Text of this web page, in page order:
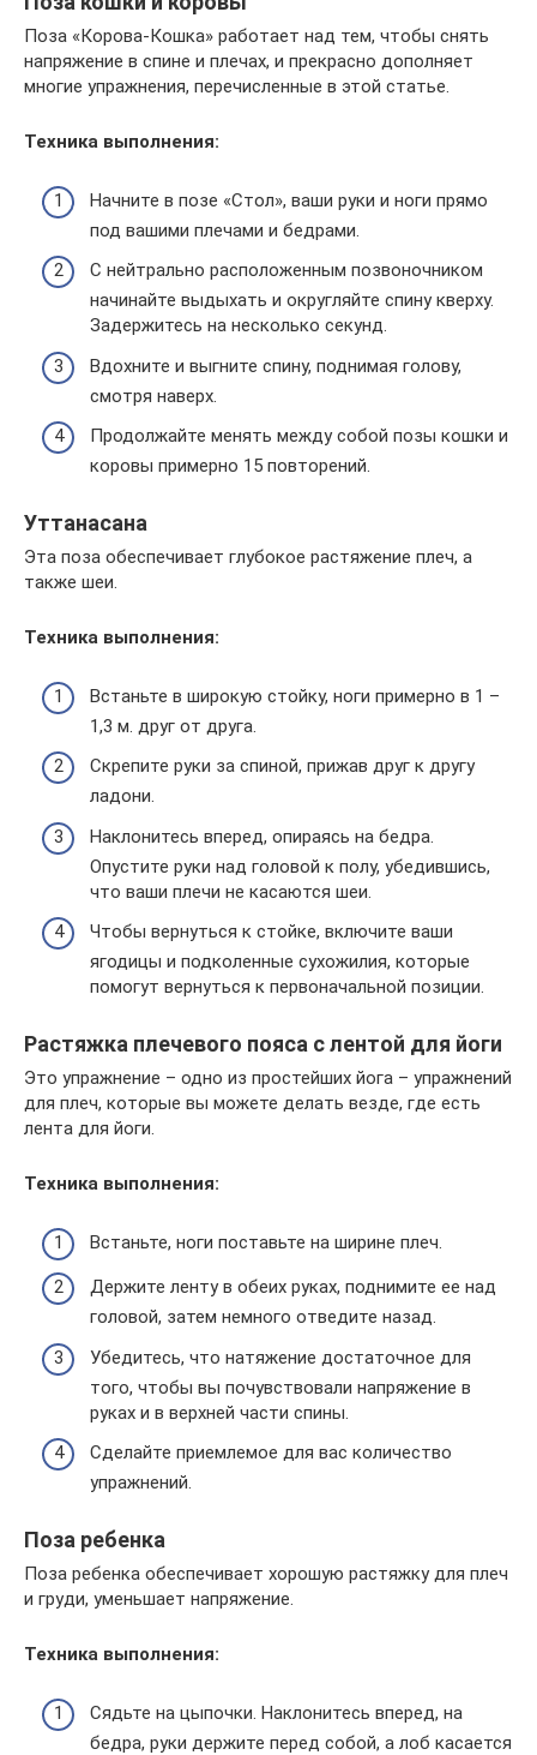
Поза «Корова-Кошка» работает над тем, чтобы снять
напряжение в спине и плечах, и прекрасно дополняет
многие упражнения, перечисленные в этой статье.
Техника выполнения:
Начните в позе «Стол», ваши руки и ноги прямо
под вашими плечами и бедрами.
С нейтрально расположенным позвоночником
начинайте выдыхать и округляйте спину кверху.
Задержитесь на несколько секунд.
Вдохните и выгните спину, поднимая голову,
смотря наверх.
Продолжайте менять между собой позы кошки и
коровы примерно 15 повторений.
Уттанасана
Эта поза обеспечивает глубокое растяжение плеч, а
также шеи.
Техника выполнения:
Встаньте в широкую стойку, ноги примерно в 1 –
1,3 м. друг от друга.
Скрепите руки за спиной, прижав друг к другу
ладони.
Наклонитесь вперед, опираясь на бедра.
Опустите руки над головой к полу, убедившись,
что ваши плечи не касаются шеи.
Чтобы вернуться к стойке, включите ваши
ягодицы и подколенные сухожилия, которые
помогут вернуться к первоначальной позиции.
Растяжка плечевого пояса с лентой для йоги
Это упражнение – одно из простейших йога – упражнений
для плеч, которые вы можете делать везде, где есть
лента для йоги.
Техника выполнения:
Встаньте, ноги поставьте на ширине плеч.
Держите ленту в обеих руках, поднимите ее над
головой, затем немного отведите назад.
Убедитесь, что натяжение достаточное для
того, чтобы вы почувствовали напряжение в
руках и в верхней части спины.
Сделайте приемлемое для вас количество
упражнений.
Поза ребенка
Поза ребенка обеспечивает хорошую растяжку для плеч
и груди, уменьшает напряжение.
Техника выполнения:
Сядьте на цыпочки. Наклонитесь вперед, на
бедра, руки держите перед собой, а лоб касается